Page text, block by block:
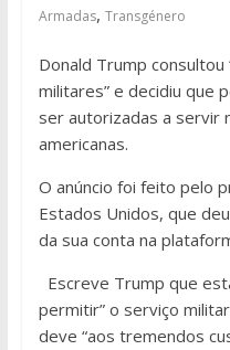
Armadas, Transgénero
Donald Trump
militares” e decidiu que
ser autorizadas a servir
americanas.
O anúncio foi feito pelo
Estados Unidos, que
da sua conta na
Escreve Trump que
permitir” o serviço
deve “aos tremendos